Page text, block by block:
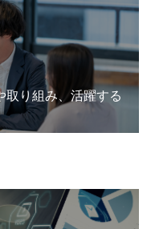
取り組み、活躍する